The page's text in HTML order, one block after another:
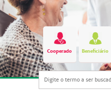
Cooperado Beneficiário